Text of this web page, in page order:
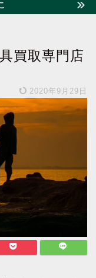
買取専門店
2020年9月29日